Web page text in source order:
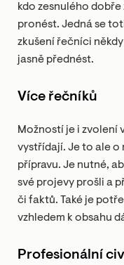
kdo zesnulého
pronést. Jedná se
zkušení řečníci
jasně přednést.
Více řečníků
Možností je i zvolení
vystřídají. Je to ale o
přípravu. Je nutné,
své projevy prošli a
či faktů. Také je
vzhledem k obsahu
Profesionální